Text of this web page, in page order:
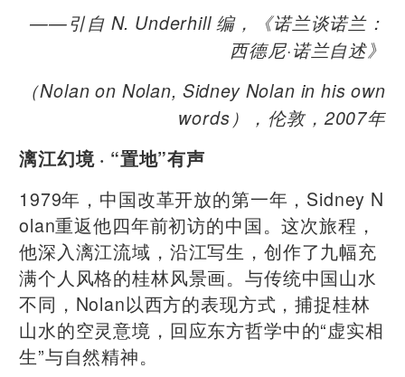
——引自 N. Underhill 编，《诺兰谈诺兰：
西德尼·诺兰自述》
（Nolan on Nolan, Sidney Nolan in his own
words），伦敦，2007年
漓江幻境 · “置地”有声
1979年，中国改革开放的第一年，Sidney N
olan重返他四年前初访的中国。这次旅程，
他深入漓江流域，沿江写生，创作了九幅充
满个人风格的桂林风景画。与传统中国山水
不同，Nolan以西方的表现方式，捕捉桂林
山水的空灵意境，回应东方哲学中的“虚实相
生”与自然精神。